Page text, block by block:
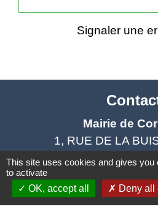
Signaler une
Mairie de
1, RUE DE LA
41120 Cormeray
Contact par
This site uses cookies and gives you
to activate
OK, accept all
Deny all